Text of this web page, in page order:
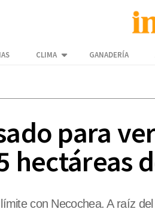
CLIMA GANADERÍA
para
hectáreas
con Necochea. A raíz